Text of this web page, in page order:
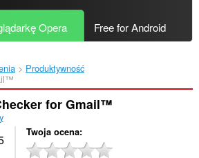
Opera Free for Android
Produktywność
for Gmail™
Twoja ocena